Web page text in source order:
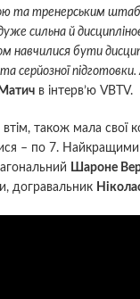
та тренерським
сильна й
навчилися бути
серйозної
в інтерв’ю VBTV.
втім, також мала свої
– по 7. Найкращими
Шароне
догравальник